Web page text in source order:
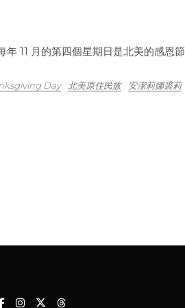
11 月的第四個星期日是北美的感恩節
Day 北美原住民族 安潔莉娜裘莉